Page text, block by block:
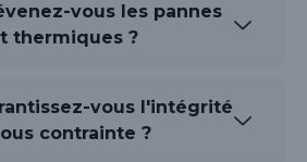
vous les pannes
thermiques ?
vous l'intégrité
contrainte ?